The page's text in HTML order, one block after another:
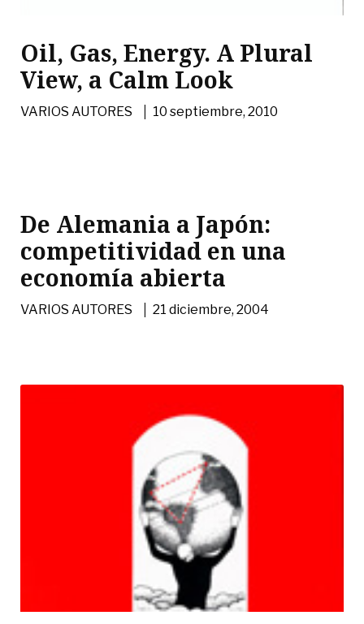
Oil, Gas, Energy. A Plural
View, a Calm Look
VARIOS AUTORES | 10 septiembre, 2010
De Alemania a Japón:
competitividad en una
economía abierta
VARIOS AUTORES |21 diciembre, 2004